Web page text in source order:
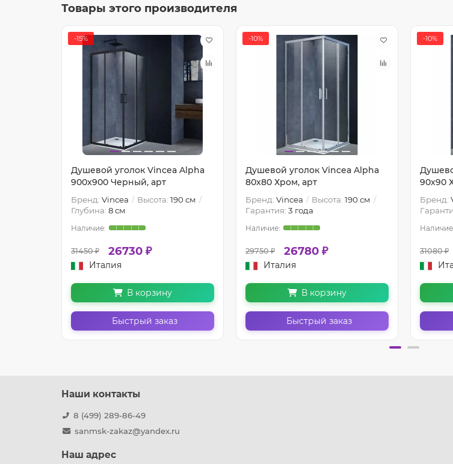
Товары этого производителя
-15%
Душевой уголок Vincea Alpha
900x900 Черный, арт
Бренд: Vincea Высота: 190 см
Глубина: 8 см
31450 ₽ 26730 ₽
Италия
В корзину
Быстрый заказ
-10%
Душевой уголок Vincea Alpha
80x80 Хром, арт
Бренд: Vincea Высота: 190 см
Гарантия: 3 года
29750 ₽ 26780 ₽
Италия
В корзину
Быстрый заказ
-10%
90x90
Бренд:
31080 ₽
Наши контакты
8 (499) 289-86-49
sanmsk-zakaz@yandex.ru
Наш адрес